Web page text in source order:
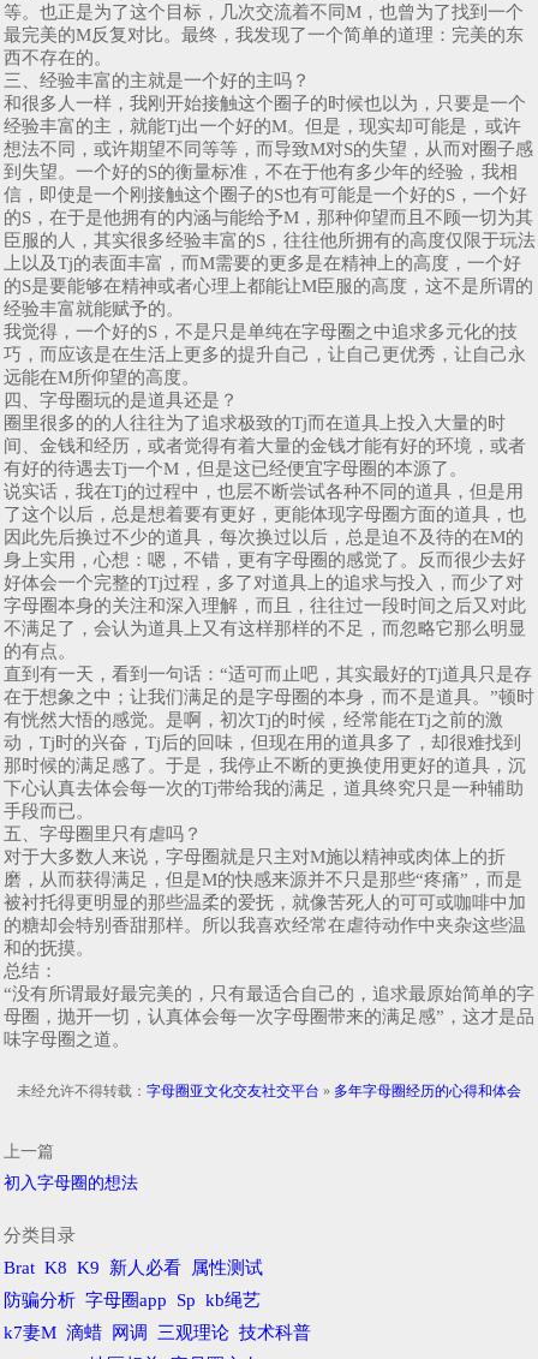
等。也正是为了这个目标，几次交流着不同M，也曾为了找到一个
最完美的M反复对比。最终，我发现了一个简单的道理：完美的东
西不存在的。
三、经验丰富的主就是一个好的主吗？
和很多人一样，我刚开始接触这个圈子的时候也以为，只要是一个
经验丰富的主，就能Tj出一个好的M。但是，现实却可能是，或许
想法不同，或许期望不同等等，而导致M对S的失望，从而对圈子感
到失望。一个好的S的衡量标准，不在于他有多少年的经验，我相
信，即使是一个刚接触这个圈子的S也有可能是一个好的S，一个好
的S，在于是他拥有的内涵与能给予M，那种仰望而且不顾一切为其
臣服的人，其实很多经验丰富的S，往往他所拥有的高度仅限于玩法
上以及Tj的表面丰富，而M需要的更多是在精神上的高度，一个好
的S是要能够在精神或者心理上都能让M臣服的高度，这不是所谓的
经验丰富就能赋予的。
我觉得，一个好的S，不是只是单纯在字母圈之中追求多元化的技
巧，而应该是在生活上更多的提升自己，让自己更优秀，让自己永
远能在M所仰望的高度。
四、字母圈玩的是道具还是？
圈里很多的的人往往为了追求极致的Tj而在道具上投入大量的时
间、金钱和经历，或者觉得有着大量的金钱才能有好的环境，或者
有好的待遇去Tj一个M，但是这已经便宜字母圈的本源了。
说实话，我在Tj的过程中，也层不断尝试各种不同的道具，但是用
了这个以后，总是想着要有更好，更能体现字母圈方面的道具，也
因此先后换过不少的道具，每次换过以后，总是迫不及待的在M的
身上实用，心想：嗯，不错，更有字母圈的感觉了。反而很少去好
好体会一个完整的Tj过程，多了对道具上的追求与投入，而少了对
字母圈本身的关注和深入理解，而且，往往过一段时间之后又对此
不满足了，会认为道具上又有这样那样的不足，而忽略它那么明显
的有点。
直到有一天，看到一句话：“适可而止吧，其实最好的Tj道具只是存
在于想象之中；让我们满足的是字母圈的本身，而不是道具。”顿时
有恍然大悟的感觉。是啊，初次Tj的时候，经常能在Tj之前的激
动，Tj时的兴奋，Tj后的回味，但现在用的道具多了，却很难找到
那时候的满足感了。于是，我停止不断的更换使用更好的道具，沉
下心认真去体会每一次的Tj带给我的满足，道具终究只是一种辅助
手段而已。
五、字母圈里只有虐吗？
对于大多数人来说，字母圈就是只主对M施以精神或肉体上的折
磨，从而获得满足，但是M的快感来源并不只是那些“疼痛”，而是
被衬托得更明显的那些温柔的爱抚，就像苦死人的可可或咖啡中加
的糖却会特别香甜那样。所以我喜欢经常在虐待动作中夹杂这些温
和的抚摸。
总结：
“没有所谓最好最完美的，只有最适合自己的，追求最原始简单的字
母圈，抛开一切，认真体会每一次字母圈带来的满足感”，这才是品
味字母圈之道。
未经允许不得转载： 字母圈亚文化交友社交平台 » 多年字母圈经历的心得和体会
上一篇
初入字母圈的想法
分类目录
Brat K8 K9 新人必看
属性测试
防骗分析 字母圈app Sp kb绳艺
k7妻M 滴蜡 网调 三观理论 技术科普